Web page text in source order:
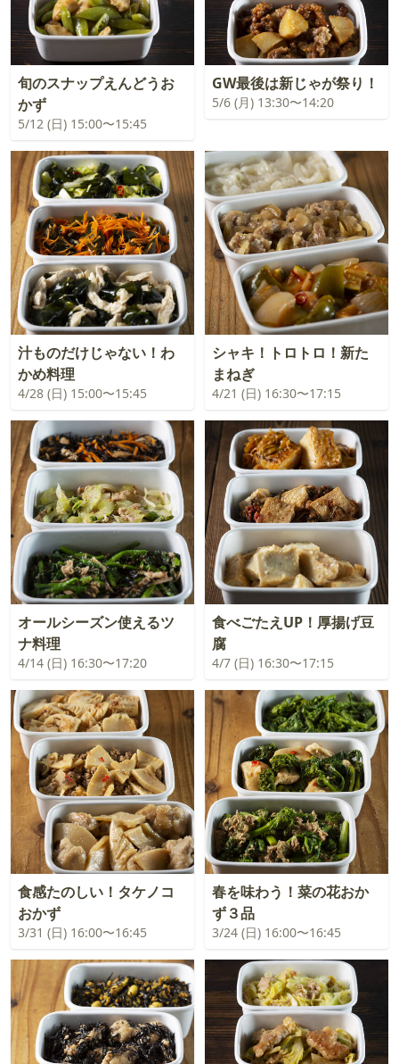
旬のスナップえんどうお
かず
5/12 (日) 15:00〜15:45
GW最後は新じゃが祭り！
5/6 (月) 13:30〜14:20
汁ものだけじゃない！わ
かめ料理
4/28 (日) 15:00〜15:45
シャキ！トロトロ！新た
まねぎ
4/21 (日) 16:30〜17:15
オールシーズン使えるツ
ナ料理
4/14 (日) 16:30〜17:20
食べごたえUP！厚揚げ豆
腐
4/7 (日) 16:30〜17:15
食感たのしい！タケノコ
おかず
3/31 (日) 16:00〜16:45
春を味わう！菜の花おか
ず３品
3/24 (日) 16:00〜16:45